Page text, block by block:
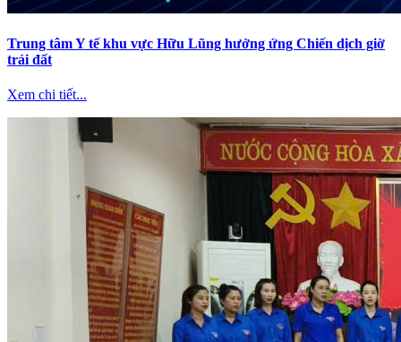
Trung tâm Y tế khu vực Hữu Lũng hưởng ứng Chiến dịch giờ
trái đất
Xem chi tiết...